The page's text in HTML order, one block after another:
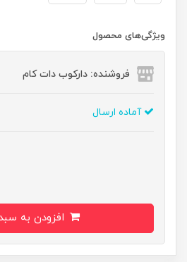
ویژگی‌های محصول
فروشنده: دارکوب دات کام
آماده ارسال